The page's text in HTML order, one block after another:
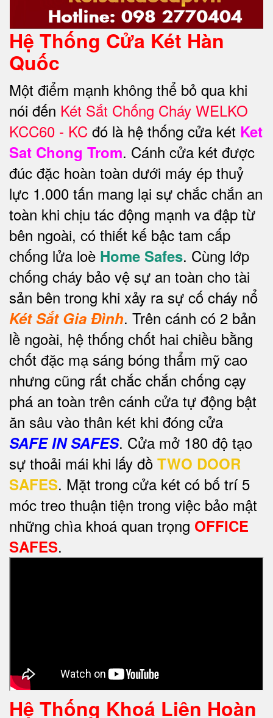
Hệ Thống Cửa Két Hàn
Quốc
Một điểm mạnh không thể bỏ qua khi
nói đến Két Sắt Chống Cháy WELKO
KCC60 - KC đó là hệ thống cửa két Ket
Sat Chong Trom. Cánh cửa két được
đúc đặc hoàn toàn dưới máy ép thuỷ
lực 1.000 tấn mang lại sự chắc chắn an
toàn khi chịu tác động mạnh va đập từ
bên ngoài, có thiết kế bậc tam cấp
chống lửa loè Home Safes. Cùng lớp
chống cháy bảo vệ sự an toàn cho tài
sản bên trong khi xảy ra sự cố cháy nổ
Két Sắt Gia Đình. Trên cánh có 2 bản
lề ngoài, hệ thống chốt hai chiều bằng
chốt đặc mạ sáng bóng thẩm mỹ cao
nhưng cũng rất chắc chắn chống cạy
phá an toàn trên cánh cửa tự động bật
ăn sâu vào thân két khi đóng cửa
SAFE IN SAFES. Cửa mở 180 độ tạo
sự thoải mái khi lấy đồ TWO DOOR
SAFES. Mặt trong cửa két có bố trí 5
móc treo thuận tiện trong việc bảo mật
những chìa khoá quan trọng OFFICE
SAFES.
Hệ Thống Khoá Liên Hoàn